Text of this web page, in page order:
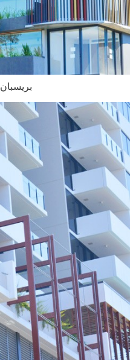
WALAN - بريسبان